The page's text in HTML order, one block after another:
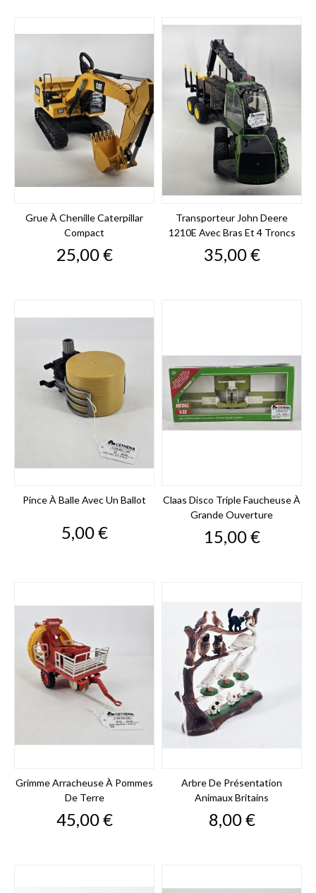
Grue À Chenille Caterpillar
Compact
Prix
25,00 €
Transporteur John Deere
1210E Avec Bras Et 4 Troncs
Prix
35,00 €
Pince À Balle Avec Un Ballot
Prix
5,00 €
Claas Disco Triple Faucheuse À
Grande Ouverture
Prix
15,00 €
Grimme Arracheuse À Pommes
De Terre
Prix
45,00 €
Arbre De Présentation
Animaux Britains
Prix
8,00 €